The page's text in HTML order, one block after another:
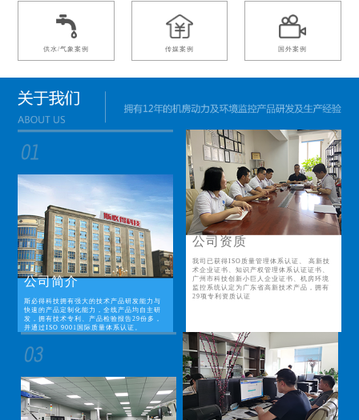
供水/气象案例 传媒案例 国外案例
公司简介
斯必得科技拥有强大的技术产品研发能力与
快速的产品定制化能力，全线产品均自主研
发，拥有技术专利、产品检验报告29份多，
并通过ISO 9001国际质量体系认证。
公司资质
我司已获得ISO质量管理体系认证、 高新技
术企业证书、知识产权管理体系认证证书、
广州市科技创新小巨人企业证书、机房环境
监控系统认定为广东省高新技术产品，拥有
29项专利资质认证